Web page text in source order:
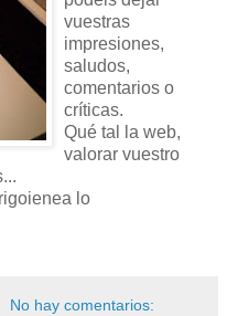
vuestras
impresiones,
saludos,
comentarios o
críticas.
Qué tal la web,
valorar vuestro
lo
No hay comentarios: